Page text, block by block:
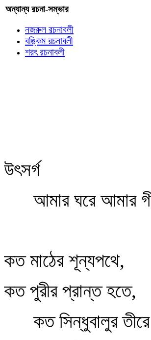
অন্যান্য রচনা-সম্ভার
নজরুল রচনাবলী
বঙ্কিম রচনাবলী
শরৎ রচনাবলী
উৎসর্গ
আমার ঘরে আমার
কত মাঠের শূন্যপথে,
কত পুরীর প্রান্ত হতে,
কত সিন্ধুবালুর তীরে